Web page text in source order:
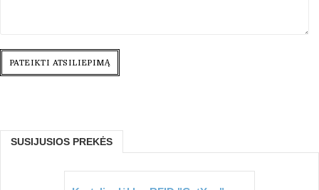
PATEIKTI ATSILIEPIMĄ
SUSIJUSIOS PREKĖS